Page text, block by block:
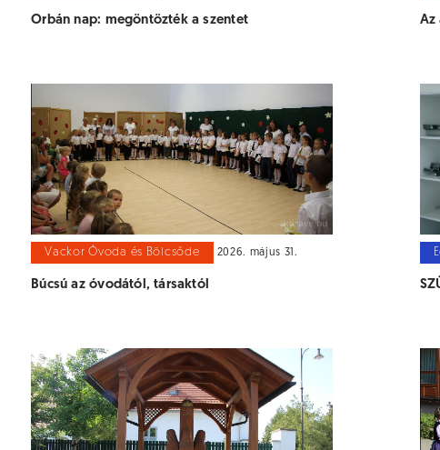
Orbán nap: megöntözték a szentet Az
Vackor Óvoda és Bölcsőde 2026. május 31.
Búcsú az óvodától, társaktól